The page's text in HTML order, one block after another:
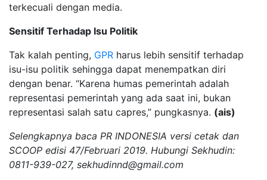
terkecuali dengan media.
Sensitif Terhadap Isu Politik
Tak kalah penting, GPR harus lebih sensitif terhadap
isu-isu politik sehingga dapat menempatkan diri
dengan benar. “Karena humas pemerintah adalah
representasi pemerintah yang ada saat ini, bukan
representasi salah satu capres,” pungkasnya. (ais)
Selengkapnya baca PR INDONESIA versi cetak dan
SCOOP edisi 47/Februari 2019. Hubungi Sekhudin:
0811-939-027, sekhudinnd@gmail.com